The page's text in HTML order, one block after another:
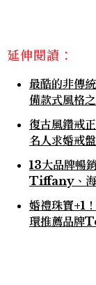
延伸閱讀：
最酷的非傳
備款式風格
復古風鑽戒
名人求婚戒
13大品牌暢
Tiffany、海
婚禮珠寶+1
環推薦品牌